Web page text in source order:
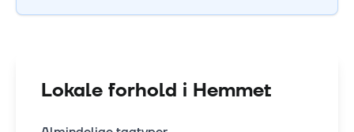
Lokale forhold i Hemmet